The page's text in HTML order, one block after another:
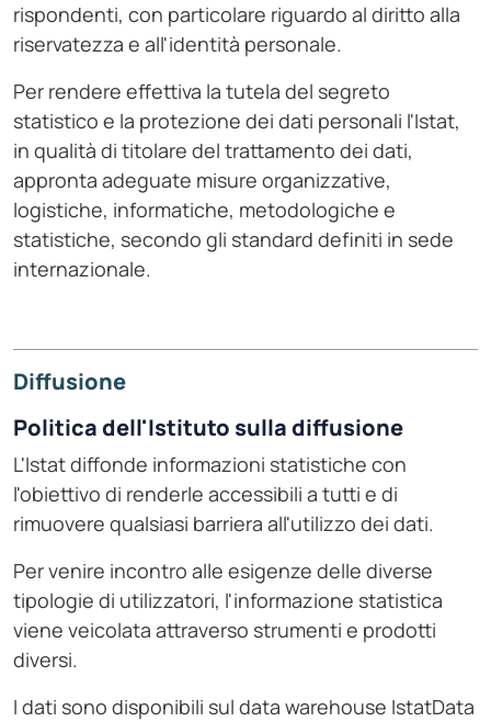
rispondenti, con particolare riguardo al diritto alla
riservatezza e all'identità personale.
Per rendere effettiva la tutela del segreto
statistico e la protezione dei dati personali l'Istat,
in qualità di titolare del trattamento dei dati,
appronta adeguate misure organizzative,
logistiche, informatiche, metodologiche e
statistiche, secondo gli standard definiti in sede
internazionale.
Diffusione
Politica dell'Istituto sulla diffusione
L'Istat diffonde informazioni statistiche con
l'obiettivo di renderle accessibili a tutti e di
rimuovere qualsiasi barriera all'utilizzo dei dati.
Per venire incontro alle esigenze delle diverse
tipologie di utilizzatori, l'informazione statistica
viene veicolata attraverso strumenti e prodotti
diversi.
I dati sono disponibili sul data warehouse IstatData